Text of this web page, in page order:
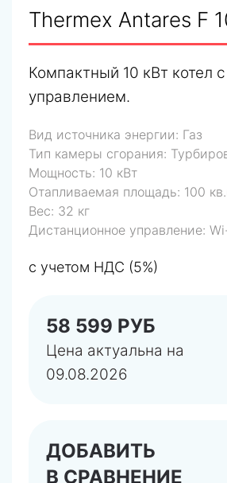
Thermex Antares F
Компактный 10 кВт котел
управлением.
Вид источника энергии: Газ
Тип камеры сгорания:
Мощность: 10 кВт
Отапливаемая площадь: 100
Вес: 32 кг
Дистанционное управление:
с учетом НДС (5%)
58 599 РУБ
Цена актуальна на
09.08.2026
ДОБАВИТЬ
В СРАВНЕНИЕ